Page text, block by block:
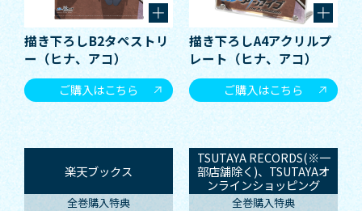
描き下ろしB2タペストリ
ー（ヒナ、アコ）
ご購入はこちら
描き下ろしA4アクリルプ
レート（ヒナ、アコ）
ご購入はこちら
楽天ブックス
全巻購入特典
TSUTAYA RECORDS(※一
部店舗除く)、TSUTAYAオ
ンラインショッピング
全巻購入特典